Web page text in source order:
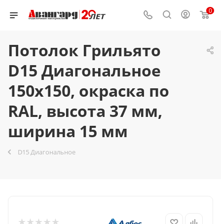
0
Потолок Грильято
D15 Диагональное
150x150, окраска по
RAL, высота 37 мм,
ширина 15 мм
D15 Диагональное